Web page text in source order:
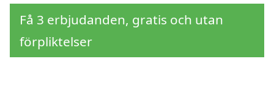
Få 3 erbjudanden, gratis och utan
förpliktelser